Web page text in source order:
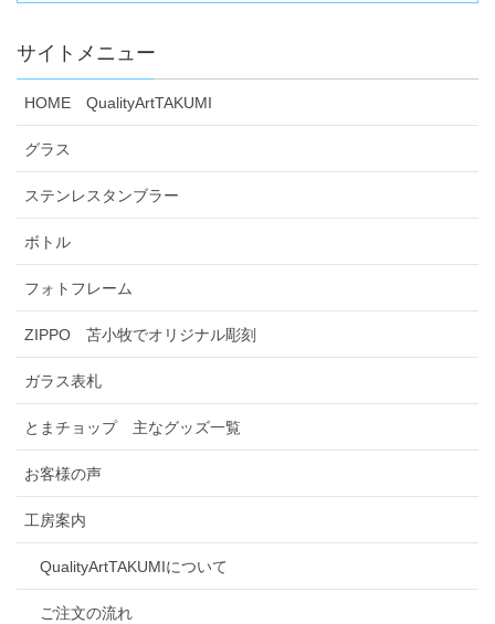
サイトメニュー
HOME QualityArtTAKUMI
グラス
ステンレスタンブラー
ボトル
フォトフレーム
ZIPPO 苫小牧でオリジナル彫刻
ガラス表札
とまチョップ 主なグッズ一覧
お客様の声
工房案内
QualityArtTAKUMIについて
ご注文の流れ